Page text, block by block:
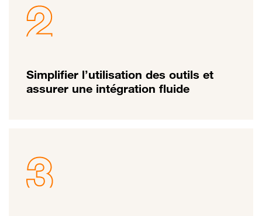
Simplifier l’utilisation des outils et
assurer une intégration fluide